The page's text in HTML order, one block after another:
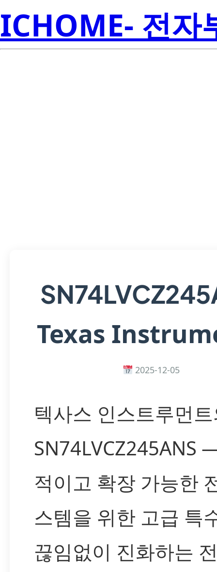
ICHOME- 전자
Texas
2025-12-05
텍사스 인스트루먼
SN74LVCZ245ANS
적이고 확장 가능한
스템을 위한 고급 특
끊임없이 진화하는